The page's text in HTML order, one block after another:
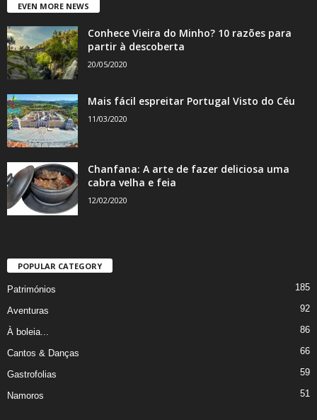
EVEN MORE NEWS
Conhece Vieira do Minho? 10 razões para
partir à descoberta
20/05/2020
Mais fácil espreitar Portugal Visto do Céu
11/03/2020
Chanfana: A arte de fazer deliciosa uma
cabra velha e feia
12/02/2020
POPULAR CATEGORY
Patrimónios 185
Aventuras 92
À boleia... 86
Cantos & Danças 66
Gastrofolias 59
Namoros 51